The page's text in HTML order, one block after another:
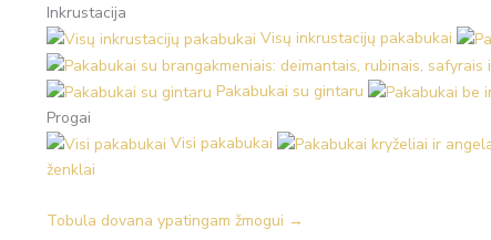
Inkrustacija
Visų inkrustacijų pakabukai
Pakabukai su gintaru
Progai
Visi pakabukai
ženklai
Tobula dovana ypatingam žmogui →